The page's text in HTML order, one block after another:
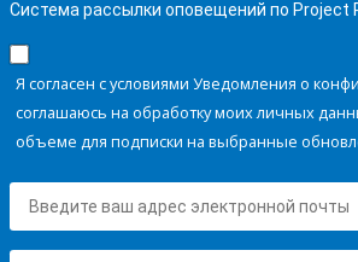
Система рассылки оповещений по Project
Я согласен с условиями Уведомления о
соглашаюсь на обработку моих личных
объеме для подписки на выбранные